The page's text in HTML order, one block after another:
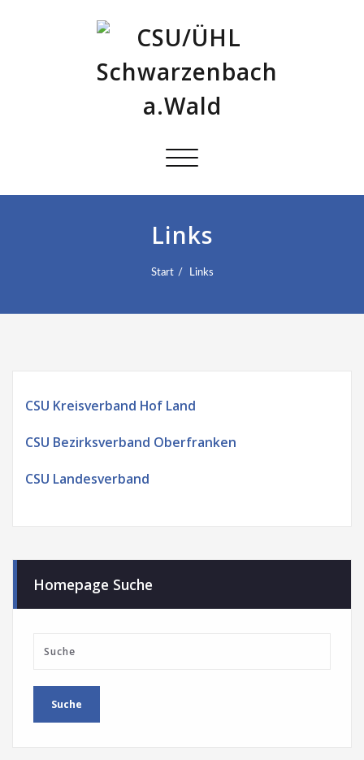
Schalte
Links
Start Links
CSU Kreisverband Hof Land
CSU Bezirksverband Oberfranken
CSU Landesverband
Homepage Suche